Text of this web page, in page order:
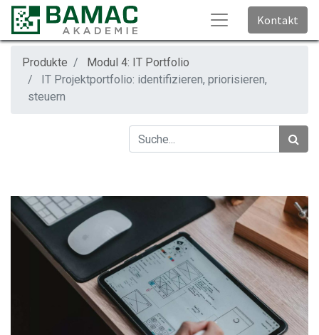
Kontakt
Produkte
Modul 4: IT Portfolio
IT Projektportfolio: identifizieren, priorisieren,
steuern